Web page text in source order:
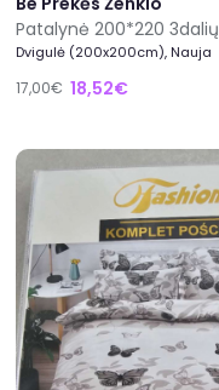
Patalynė 200*220 3dalių
Dvigulė (200x200cm), Nauja
17,00€ 18,52€